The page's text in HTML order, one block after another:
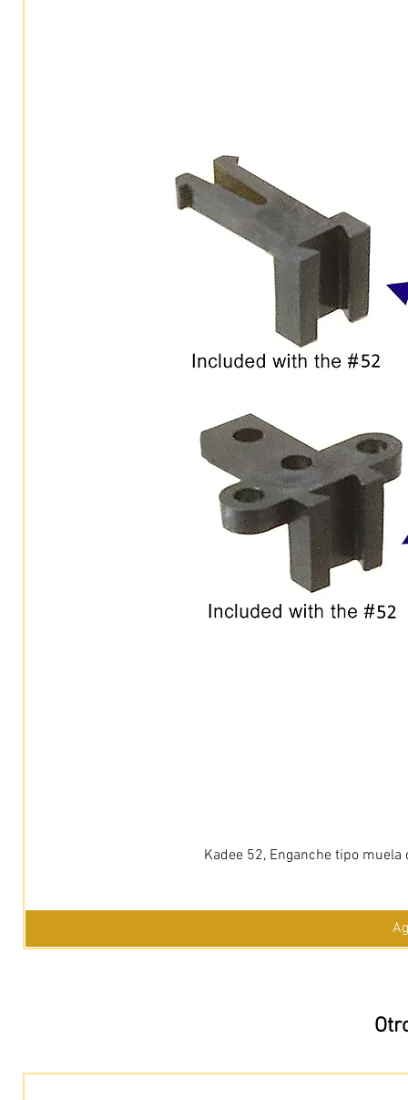
Kadee 52, Enganche tipo